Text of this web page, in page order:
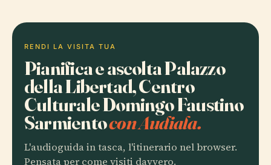
RENDI LA VISITA TUA
Pianifica e ascolta Palazzo
della Libertad, Centro
Culturale Domingo Faustino
Sarmientocon Audiala.
L'audioguida in tasca, l'itinerario nel browser.
Pensata per come visiti davvero.